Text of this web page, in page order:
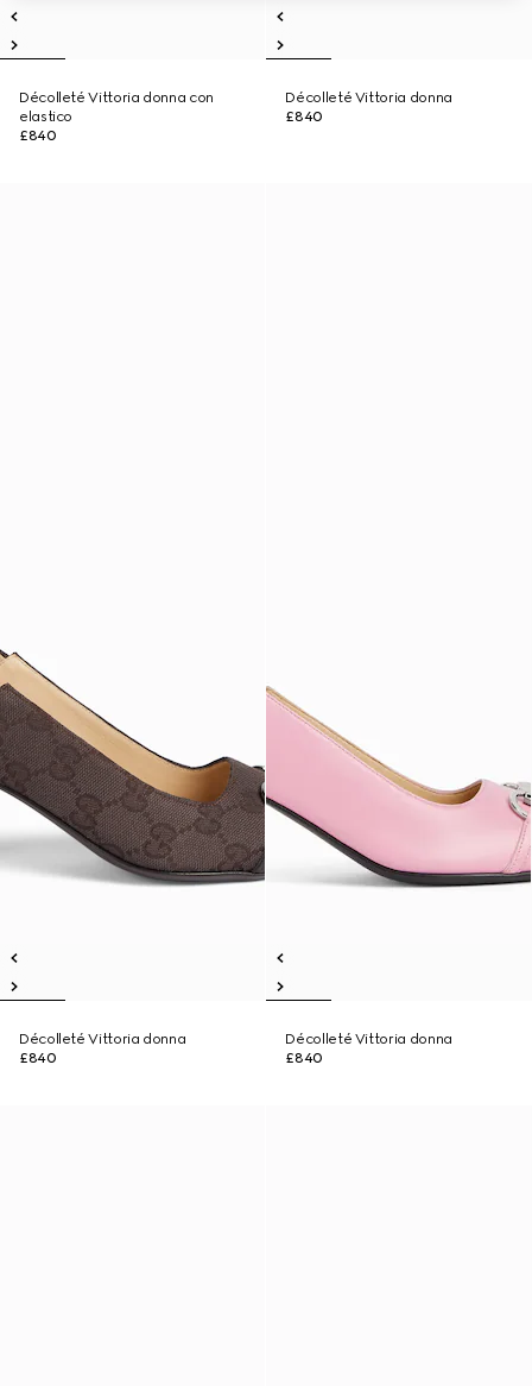
Décolleté Vittoria donna con
elastico
£840
Décolleté Vittoria donna
£840
Décolleté Vittoria donna
£840
Décolleté Vittoria donna
£840